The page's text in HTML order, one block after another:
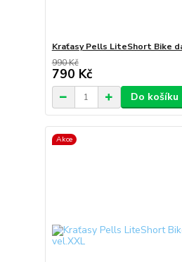
Kraťasy Pells LiteShort Bike
990 Kč
790 Kč
Do košíku
Akce